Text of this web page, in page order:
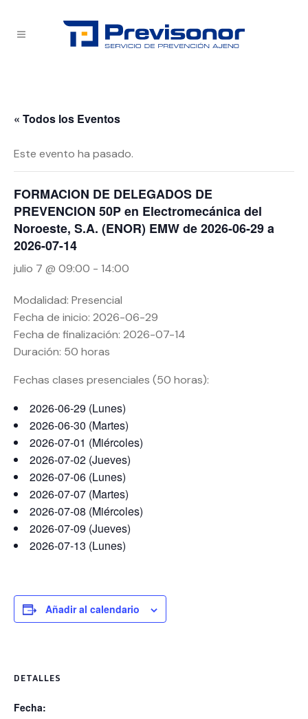
« Todos los Eventos
Este evento ha pasado.
FORMACION DE DELEGADOS DE
PREVENCION 50P en Electromecánica del
Noroeste, S.A. (ENOR) EMW de 2026-06-29 a
2026-07-14
julio 7 @ 09:00 - 14:00
Modalidad: Presencial
Fecha de inicio: 2026-06-29
Fecha de finalización: 2026-07-14
Duración: 50 horas
Fechas clases presenciales (50 horas):
2026-06-29 (Lunes)
2026-06-30 (Martes)
2026-07-01 (Miércoles)
2026-07-02 (Jueves)
2026-07-06 (Lunes)
2026-07-07 (Martes)
2026-07-08 (Miércoles)
2026-07-09 (Jueves)
2026-07-13 (Lunes)
Añadir al calendario
DETALLES
Fecha: